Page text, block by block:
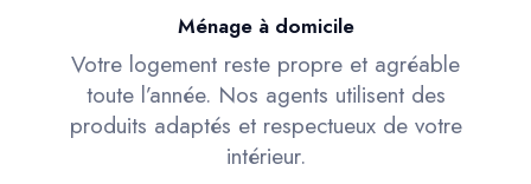
Ménage à domicile
Votre logement reste propre et agréable
toute l’année. Nos agents utilisent des
produits adaptés et respectueux de votre
intérieur.